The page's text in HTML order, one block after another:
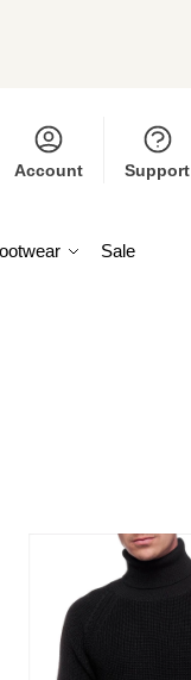
Account Support
Sale